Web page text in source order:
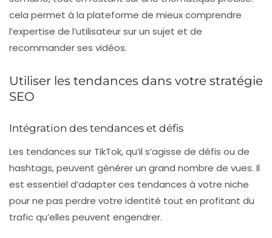
cela permet à la plateforme de mieux comprendre
l’expertise de l’utilisateur sur un sujet et de
recommander ses vidéos.
Utiliser les tendances dans votre stratégie
SEO
Intégration des tendances et défis
Les tendances sur TikTok, qu’il s’agisse de défis ou de
hashtags, peuvent générer un grand nombre de vues. Il
est essentiel d’adapter ces tendances à votre niche
pour ne pas perdre votre identité tout en profitant du
trafic qu’elles peuvent engendrer.